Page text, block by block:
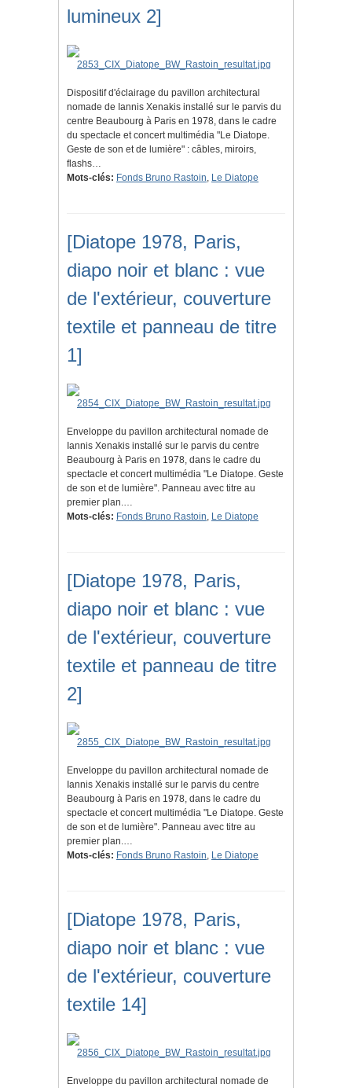
lumineux 2]
Dispositif d'éclairage du pavillon architectural
nomade de Iannis Xenakis installé sur le parvis du
centre Beaubourg à Paris en 1978, dans le cadre
du spectacle et concert multimédia "Le Diatope.
Geste de son et de lumière" : câbles, miroirs,
flashs…
Mots-clés: Fonds Bruno Rastoin, Le Diatope
[Diatope 1978, Paris,
diapo noir et blanc : vue
de l'extérieur, couverture
textile et panneau de titre
1]
Enveloppe du pavillon architectural nomade de
Iannis Xenakis installé sur le parvis du centre
Beaubourg à Paris en 1978, dans le cadre du
spectacle et concert multimédia "Le Diatope. Geste
de son et de lumière". Panneau avec titre au
premier plan.…
Mots-clés: Fonds Bruno Rastoin, Le Diatope
[Diatope 1978, Paris,
diapo noir et blanc : vue
de l'extérieur, couverture
textile et panneau de titre
2]
Enveloppe du pavillon architectural nomade de
Iannis Xenakis installé sur le parvis du centre
Beaubourg à Paris en 1978, dans le cadre du
spectacle et concert multimédia "Le Diatope. Geste
de son et de lumière". Panneau avec titre au
premier plan.…
Mots-clés: Fonds Bruno Rastoin, Le Diatope
[Diatope 1978, Paris,
diapo noir et blanc : vue
de l'extérieur, couverture
textile 14]
Enveloppe du pavillon architectural nomade de